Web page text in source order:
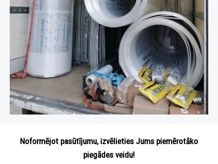
Noformējot pasūtījumu, izvēlieties Jums piemērotāko
piegādes veidu!